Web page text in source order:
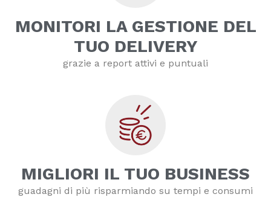
MONITORI LA GESTIONE DEL
TUO DELIVERY
grazie a report attivi e puntuali
MIGLIORI IL TUO BUSINESS
guadagni di più risparmiando su tempi e consumi